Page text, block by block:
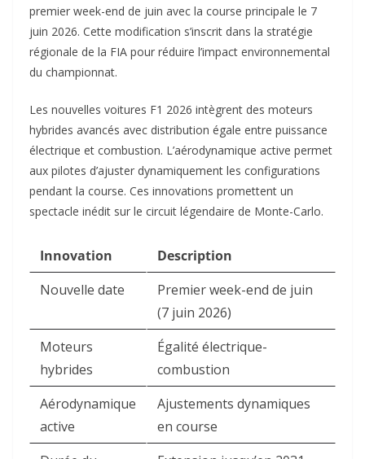
premier week-end de juin avec la course principale le 7
juin 2026. Cette modification s’inscrit dans la stratégie
régionale de la FIA pour réduire l’impact environnemental
du championnat.
Les nouvelles voitures F1 2026 intègrent des moteurs
hybrides avancés avec distribution égale entre puissance
électrique et combustion. L’aérodynamique active permet
aux pilotes d’ajuster dynamiquement les configurations
pendant la course. Ces innovations promettent un
spectacle inédit sur le circuit légendaire de Monte-Carlo.​
Innovation
Description
Nouvelle date
Premier week-end de juin
(7 juin 2026) ​
Moteurs
hybrides
Égalité électrique-
combustion ​
Aérodynamique
active
Ajustements dynamiques
en course ​